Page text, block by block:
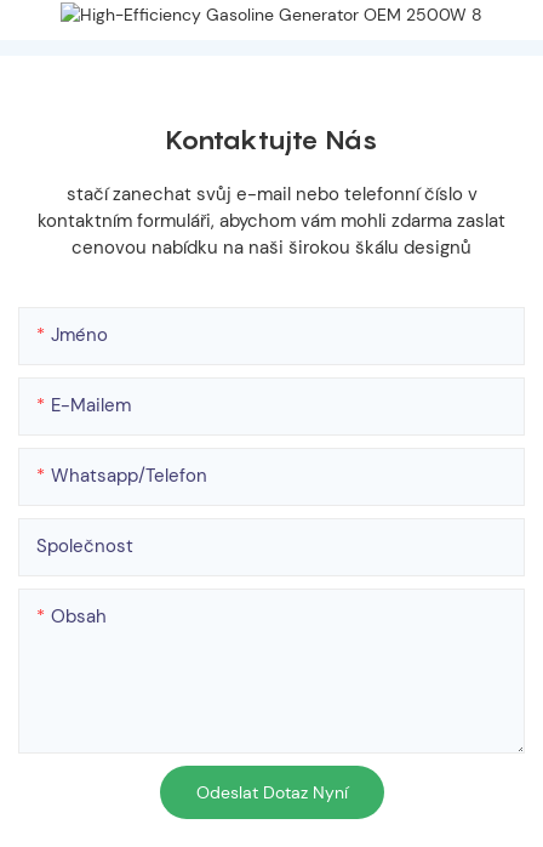
Kontaktujte Nás
stačí zanechat svůj e-mail nebo telefonní číslo v
kontaktním formuláři, abychom vám mohli zdarma zaslat
cenovou nabídku na naši širokou škálu designů
Jméno
E-Mailem
Whatsapp/telefon
Společnost
Obsah
Odeslat Dotaz Nyní